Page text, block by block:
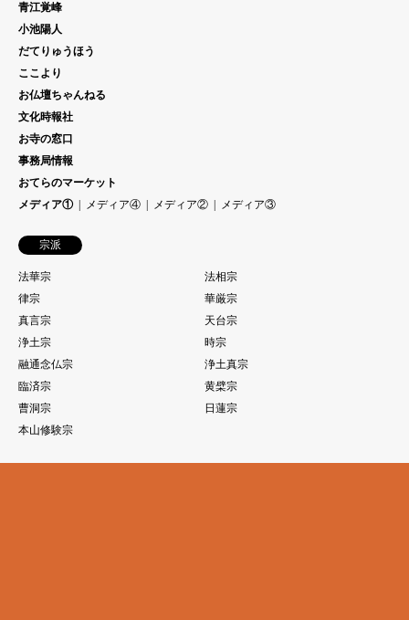
青江覚峰
小池陽人
だてりゅうほう
ここより
お仏壇ちゃんねる
文化時報社
お寺の窓口
事務局情報
おてらのマーケット
メディア①
メディア④ メディア② メディア③
宗派
法華宗
法相宗
律宗
華厳宗
真言宗
天台宗
浄土宗
時宗
融通念仏宗
浄土真宗
臨済宗
黄檗宗
曹洞宗
日蓮宗
本山修験宗